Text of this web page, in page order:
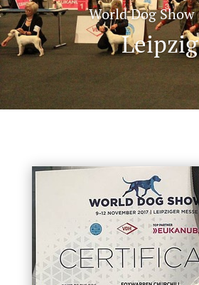
World Dog Show
Leipzig